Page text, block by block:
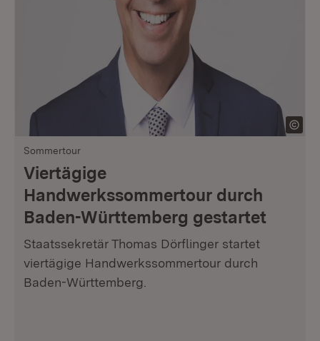
Sommertour
Viertägige
Handwerkssommertour durch
Baden-Württemberg gestartet
Staatssekretär Thomas Dörflinger startet
viertägige Handwerkssommertour durch
Baden-Württemberg.